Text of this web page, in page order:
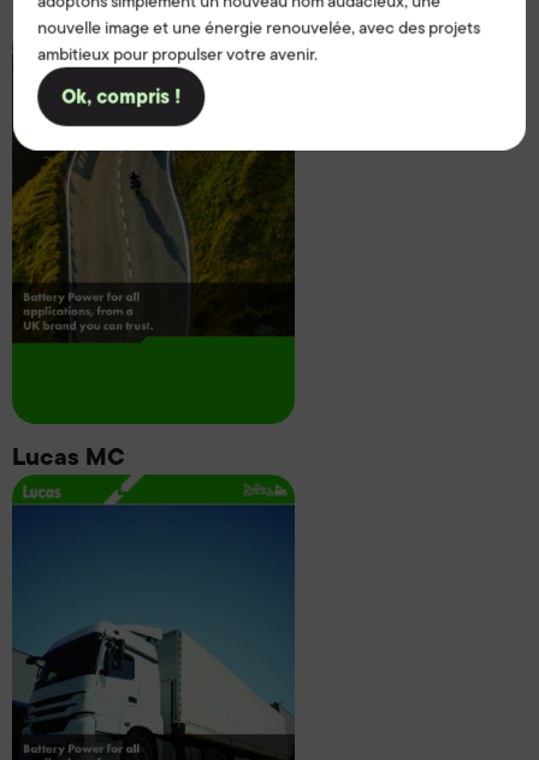
nouvelle image et une énergie renouvelée, avec des projets
ambitieux pour propulser votre avenir.
Ok, compris !
Lucas MC